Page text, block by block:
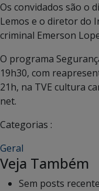
Os convidados são o
Lemos e o diretor do
criminal Emerson
O programa
19h30, com
21h, na TVE cultura
net.
Categorias :
Geral
Veja Também
Sem posts